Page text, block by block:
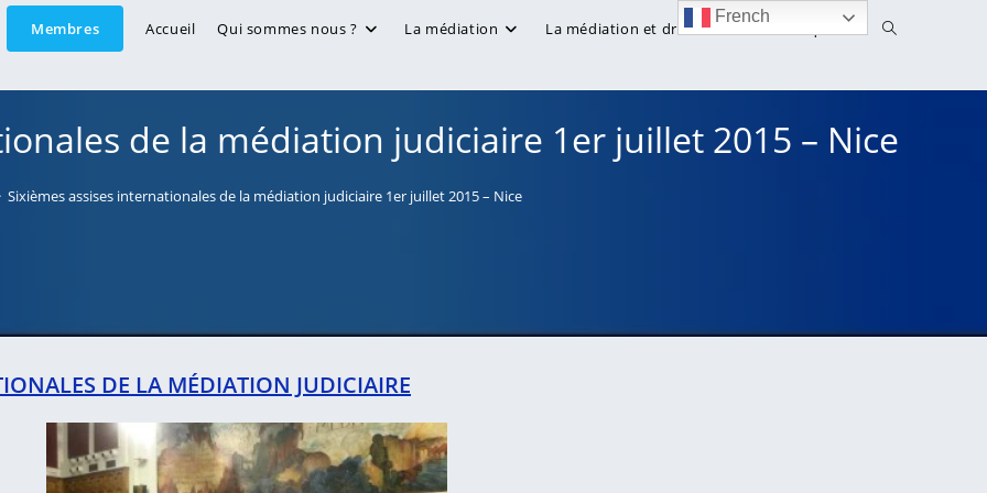
Membres Accueil Qui sommes nous ? La médiation La médiation et droit Bibliothèque Toggle
website
search
de la médiation judiciaire 1er juillet 2015 – Nice
Sixièmes assises internationales de la médiation judiciaire 1er juillet 2015 – Nice
DE LA MÉDIATION JUDICIAIRE
French